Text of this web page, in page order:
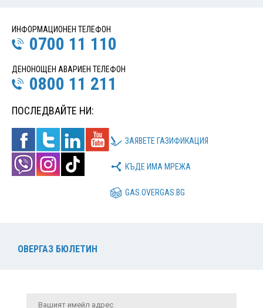
ИНФОРМАЦИОНЕН ТЕЛЕФОН
0700 11 110
ДЕНОНОЩЕН АВАРИЕН ТЕЛЕФОН
0800 11 211
ПОСЛЕДВАЙТЕ НИ:
ЗАЯВЕТЕ ГАЗИФИКАЦИЯ
КЪДЕ ИМА МРЕЖА
GAS.OVERGAS.BG
ОВЕРГАЗ БЮЛЕТИН